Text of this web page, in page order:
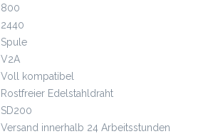
800
2440
Spule
V2A
Voll kompatibel
Rostfreier Edelstahldraht
SD200
Versand innerhalb 24 Arbeitsstunden